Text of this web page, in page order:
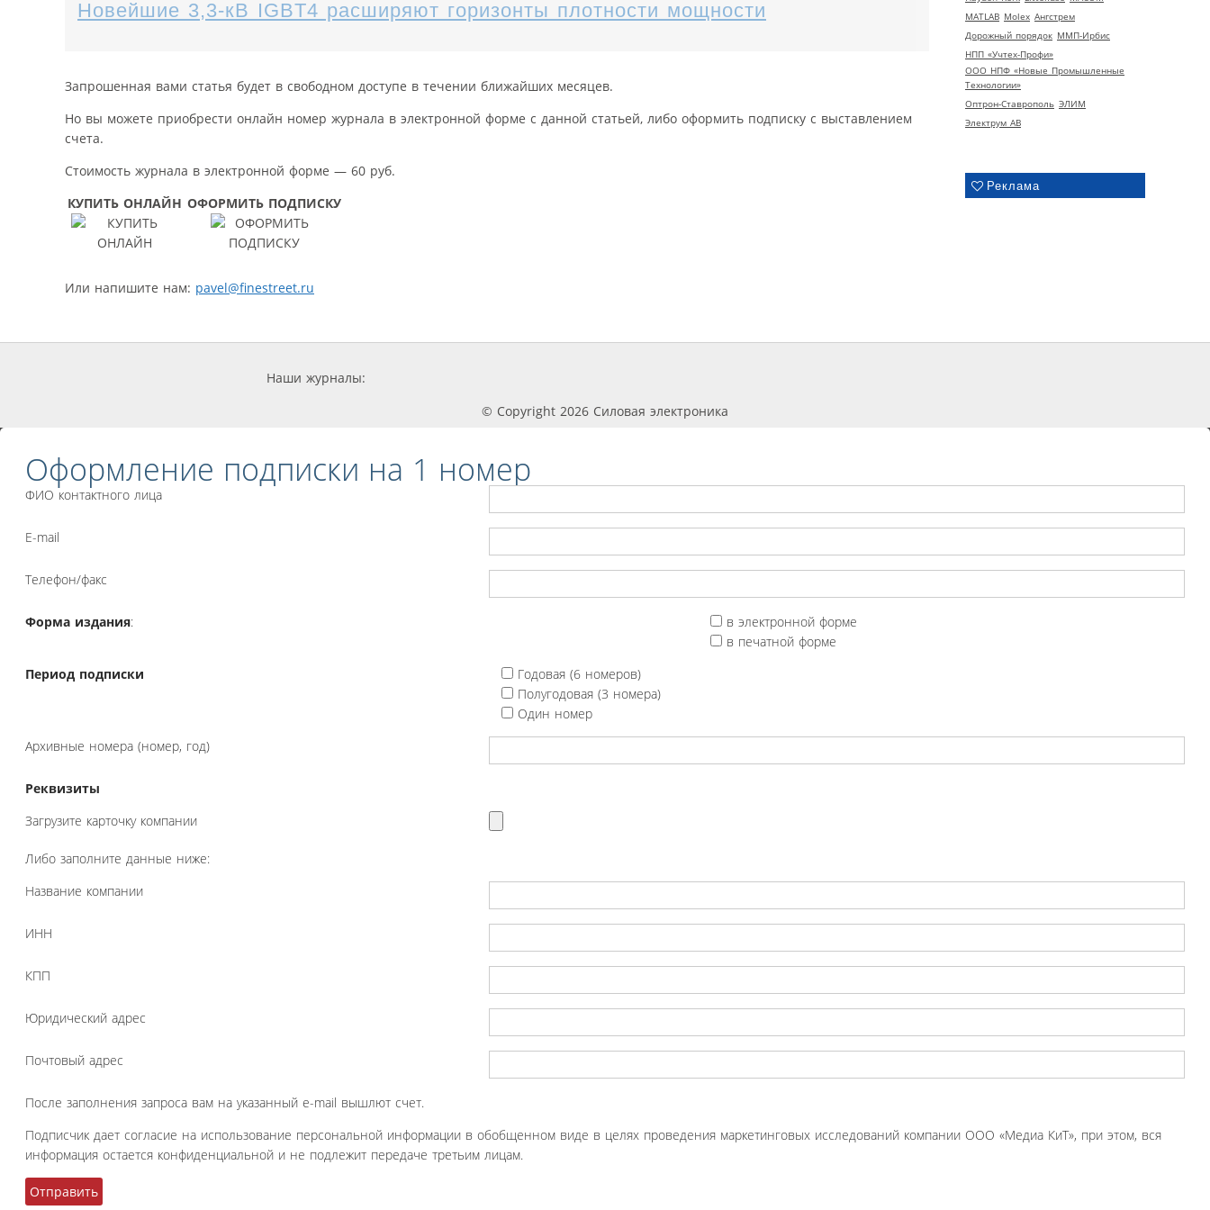
MATLAB Molex Ангстрем
Дорожный порядок ММП-Ирбис
НПП «Учтех-Профи»
ООО НПФ «Новые Промышленные
Технологии»
Оптрон-Ставрополь ЭЛИМ
Электрум АВ
Реклама
Новейшие 3,3-кВ IGBT4 расширяют горизонты плотности мощности
Запрошенная вами статья будет в свободном доступе в течении ближайших месяцев.
Но вы можете приобрести онлайн номер журнала в электронной форме с данной статьей, либо оформить подписку с выставлением
счета.
Стоимость журнала в электронной форме — 60 руб.
КУПИТЬ ОНЛАЙН ОФОРМИТЬ ПОДПИСКУ
Или напишите нам: pavel@finestreet.ru
Наши журналы:
© Copyright 2026 Силовая электроника
Оформление подписки на 1 номер
ФИО контактного лица
E-mail
Телефон/факс
Форма издания:
в электронной форме
в печатной форме
Период подписки
Годовая (6 номеров)
Полугодовая (3 номера)
Один номер
Архивные номера (номер, год)
Реквизиты
Загрузите карточку компании
Либо заполните данные ниже:
Название компании
ИНН
КПП
Юридический адрес
Почтовый адрес
После заполнения запроса вам на указанный e-mail вышлют счет.
Подписчик дает согласие на использование персональной информации в обобщенном виде в целях проведения маркетинговых исследований компании ООО «Медиа КиТ», при этом, вся
информация остается конфиденциальной и не подлежит передаче третьим лицам.